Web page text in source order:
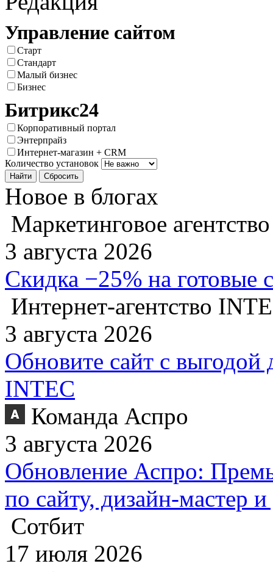
Управление сайтом
Старт
Стандарт
Малый бизнес
Бизнес
Битрикс24
Корпоративный портал
Энтерпрайз
Интернет-магазин + CRM
Количество установок
Новое в блогах
Маркетинговое
3 августа 2026
Скидка −25% на готовые
Интернет-агентство
3 августа 2026
Обновите сайт с выгодой
INTEC
Команда Аспро
3 августа 2026
Обновление Аспро:
по сайту, дизайн-мастер
Сотбит
17 июля 2026